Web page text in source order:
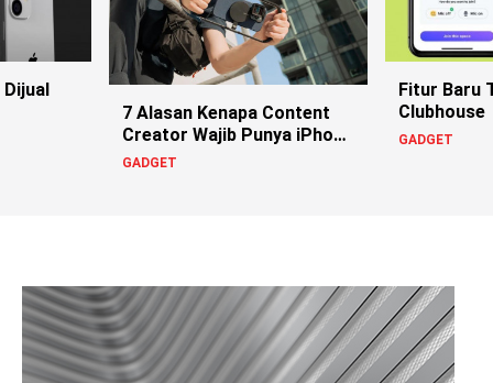
7 Alasan Kenapa Content
Creator Wajib Punya iPhone
15
GADGET
Fitur Baru
Clubhouse
GADGET